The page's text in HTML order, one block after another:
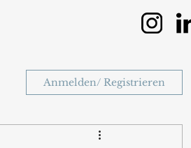
Anmelden/ Registrieren